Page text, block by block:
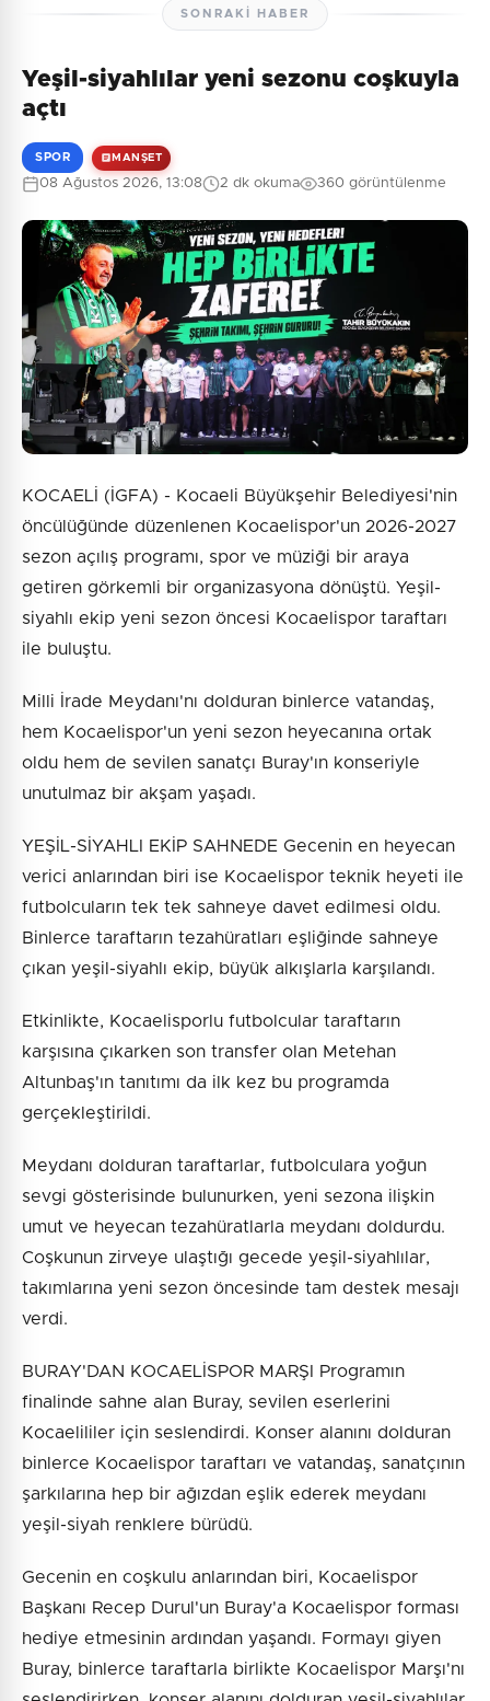
SONRAKI HABER
Yeşil-siyahlılar yeni sezonu coşkuyla
açtı
SPOR MANŞET
08 Ağustos 2026, 13:08 2 dk okuma 360 görüntülenme
KOCAELİ (İGFA) - Kocaeli Büyükşehir Belediyesi'nin
öncülüğünde düzenlenen Kocaelispor'un 2026-2027
sezon açılış programı, spor ve müziği bir araya
getiren görkemli bir organizasyona dönüştü. Yeşil-
siyahlı ekip yeni sezon öncesi Kocaelispor taraftarı
ile buluştu.
Milli İrade Meydanı'nı dolduran binlerce vatandaş,
hem Kocaelispor'un yeni sezon heyecanına ortak
oldu hem de sevilen sanatçı Buray'ın konseriyle
unutulmaz bir akşam yaşadı.
YEŞİL-SİYAHLI EKİP SAHNEDE Gecenin en heyecan
verici anlarından biri ise Kocaelispor teknik heyeti ile
futbolcuların tek tek sahneye davet edilmesi oldu.
Binlerce taraftarın tezahüratları eşliğinde sahneye
çıkan yeşil-siyahlı ekip, büyük alkışlarla karşılandı.
Etkinlikte, Kocaelisporlu futbolcular taraftarın
karşısına çıkarken son transfer olan Metehan
Altunbaş'ın tanıtımı da ilk kez bu programda
gerçekleştirildi.
Meydanı dolduran taraftarlar, futbolculara yoğun
sevgi gösterisinde bulunurken, yeni sezona ilişkin
umut ve heyecan tezahüratlarla meydanı doldurdu.
Coşkunun zirveye ulaştığı gecede yeşil-siyahlılar,
takımlarına yeni sezon öncesinde tam destek mesajı
verdi.
BURAY'DAN KOCAELİSPOR MARŞI Programın
finalinde sahne alan Buray, sevilen eserlerini
Kocaelililer için seslendirdi. Konser alanını dolduran
binlerce Kocaelispor taraftarı ve vatandaş, sanatçının
şarkılarına hep bir ağızdan eşlik ederek meydanı
yeşil-siyah renklere bürüdü.
Gecenin en coşkulu anlarından biri, Kocaelispor
Başkanı Recep Durul'un Buray'a Kocaelispor forması
hediye etmesinin ardından yaşandı. Formayı giyen
Buray, binlerce taraftarla birlikte Kocaelispor Marşı'nı